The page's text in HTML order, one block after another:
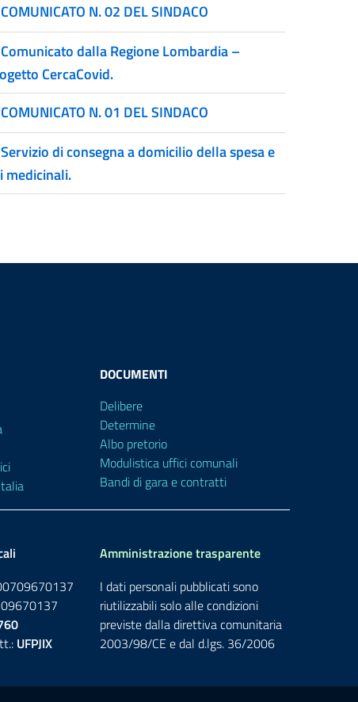
COMUNICATO N. 02 DEL SINDACO
Comunicato dalla Regione Lombardia –
CercaCovid.
COMUNICATO N. 01 DEL SINDACO
Servizio di consegna a domicilio della spesa e
medicinali.
DOCUMENTI
Delibere
Determine
Albo pretorio
Modulistica uffici comunali
Bandi di gara e contratti
UFPJIX
Amministrazione trasparente
I dati personali pubblicati sono
riutilizzabili solo alle condizioni
previste dalla direttiva comunitaria
2003/98/CE e dal d.lgs. 36/2006